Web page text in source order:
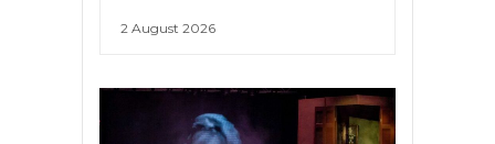
2 August 2026